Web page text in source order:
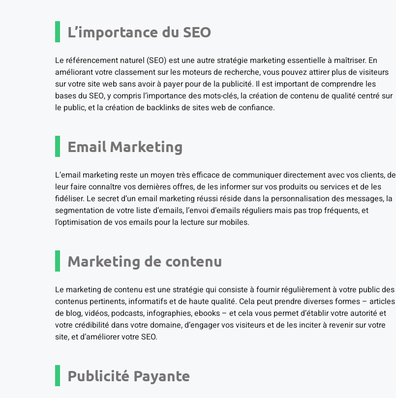
L’importance du SEO
Le référencement naturel (SEO) est une autre stratégie marketing essentielle à maîtriser. En
améliorant votre classement sur les moteurs de recherche, vous pouvez attirer plus de visiteurs
sur votre site web sans avoir à payer pour de la publicité. Il est important de comprendre les
bases du SEO, y compris l’importance des mots-clés, la création de contenu de qualité centré sur
le public, et la création de backlinks de sites web de confiance.
Email Marketing
L’email marketing reste un moyen très efficace de communiquer directement avec vos clients, de
leur faire connaître vos dernières offres, de les informer sur vos produits ou services et de les
fidéliser. Le secret d’un email marketing réussi réside dans la personnalisation des messages, la
segmentation de votre liste d’emails, l’envoi d’emails réguliers mais pas trop fréquents, et
l’optimisation de vos emails pour la lecture sur mobiles.
Marketing de contenu
Le marketing de contenu est une stratégie qui consiste à fournir régulièrement à votre public des
contenus pertinents, informatifs et de haute qualité. Cela peut prendre diverses formes – articles
de blog, vidéos, podcasts, infographies, ebooks – et cela vous permet d’établir votre autorité et
votre crédibilité dans votre domaine, d’engager vos visiteurs et de les inciter à revenir sur votre
site, et d’améliorer votre SEO.
Publicité Payante